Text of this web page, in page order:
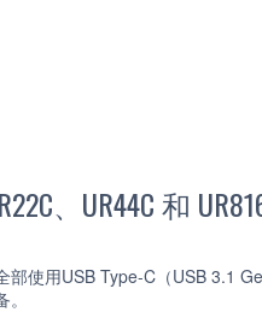
、UR44C 和
使用USB Type-C（USB 3.1